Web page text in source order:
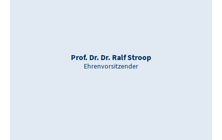
Prof. Dr. Dr. Ralf Stroop
Ehrenvorsitzender